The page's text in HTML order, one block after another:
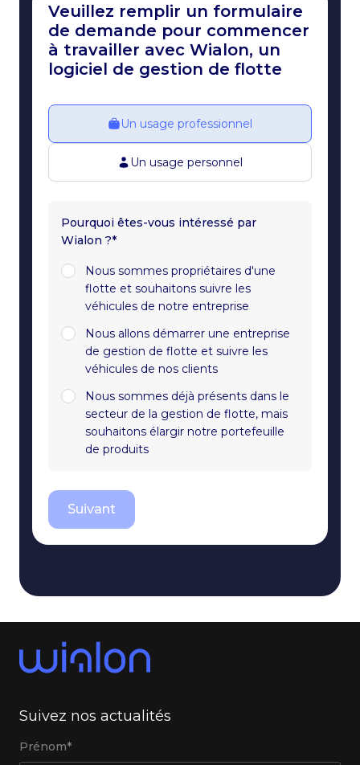
Veuillez remplir un formulaire
de demande pour commencer
à travailler avec Wialon, un
logiciel de gestion de flotte
Un usage professionnel
Un usage personnel
Pourquoi êtes-vous intéressé par
Wialon ?*
Nous sommes propriétaires d'une
flotte et souhaitons suivre les
véhicules de notre entreprise
Nous allons démarrer une entreprise
de gestion de flotte et suivre les
véhicules de nos clients
Nous sommes déjà présents dans le
secteur de la gestion de flotte, mais
souhaitons élargir notre portefeuille
de produits
Suivant
Suivez nos actualités
Prénom*